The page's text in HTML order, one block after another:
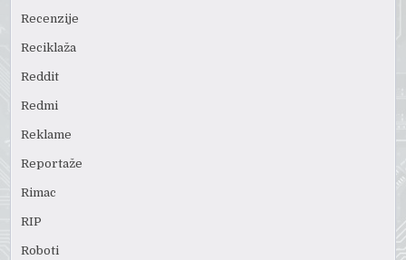
Recenzije
Reciklaža
Reddit
Redmi
Reklame
Reportaže
Rimac
RIP
Roboti